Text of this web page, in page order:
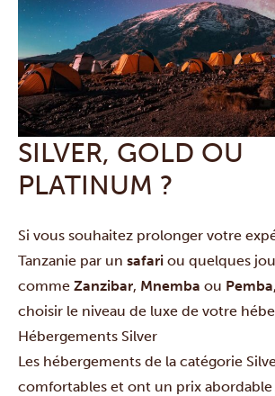
SILVER, GOLD OU
PLATINUM ?
Si vous souhaitez prolonger votre
Tanzanie par un safari ou quelques
comme Zanzibar, Mnemba ou Pemba
choisir le niveau de luxe de votre
Hébergements Silver
Les hébergements de la catégorie
comfortables et ont un prix